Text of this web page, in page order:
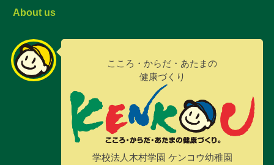
About us
こころ・からだ・あたまの
健康づくり
学校法人木村学園 ケンコウ幼稚園